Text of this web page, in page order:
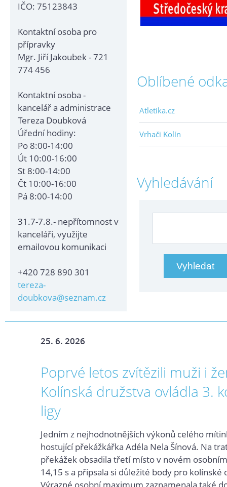
IČO: 75123843
Kontaktní osoba pro
přípravky
Mgr. Jiří Jakoubek - 721
774 456
Kontaktní osoba -
kancelář a administrace
Tereza Doubková
Úřední hodiny:
Po 8:00-14:00
Út 10:00-16:00
St 8:00-14:00
Čt 10:00-16:00
Pá 8:00-14:00
31.7-7.8.- nepřítomnost v
kanceláři, využijte
emailovou komunikaci
+420 728 890 301
tereza-
doubkova@seznam.cz
Oblíbené
Atletika.cz
Vrhači Kolín
Vyhledávání
25. 6. 2026
Poprvé letos zvítězili muži i
Kolínská družstva ovládla 3.
ligy
Jedním z nejhodnotnějších výkonů celého
hostující překážkářka Adéla Nela Šínová. Na
překážek obsadila třetí místo v novém
14,15 s a připsala si důležité body pro kolínské